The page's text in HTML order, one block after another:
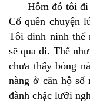
Hôm đó tôi đi
Cố quên chuyện
Tôi đinh ninh thế
sẽ qua đi. Thế
chưa thấy bóng
nàng ở căn hộ số
đành chặc lưỡi